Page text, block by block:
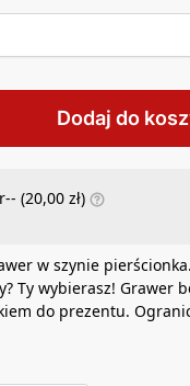
Dodaj do
(20,00 zł)
w szynie
Ty wybierasz! Grawer
do prezentu.